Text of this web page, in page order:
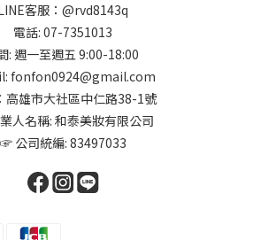
客服：@rvd8143q
電話: 07-7351013
: 週一至週五 9:00-18:00
fonfon0924@gmail.com
高雄市大社區中仁路38-1號
人名稱: 和泰美妝有限公司
☞ 公司統編: 83497033